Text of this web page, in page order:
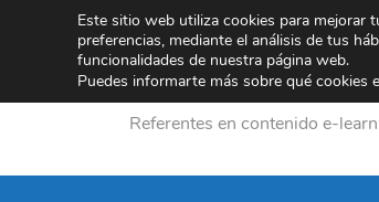
Referentes en contenido e-
Este sitio web utiliza cookies para mejorar
preferencias, mediante el análisis de tus
funcionalidades de nuestra página web.
Puedes informarte más sobre qué cookies